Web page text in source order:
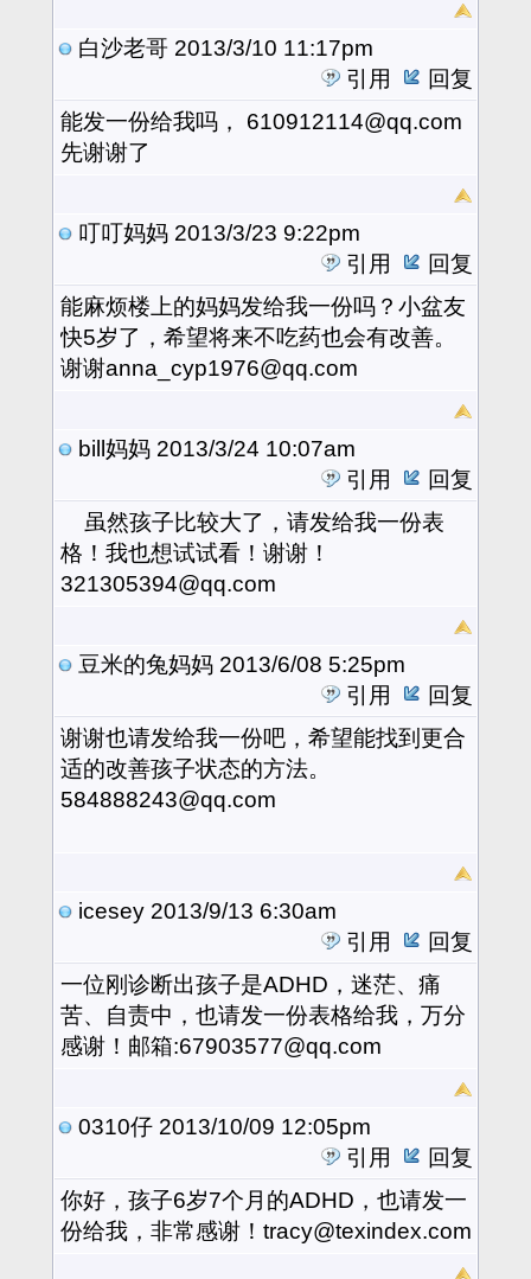
白沙老哥 2013/3/10 11:17pm
引用
回复
能发一份给我吗， 610912114@qq.com
先谢谢了
叮叮妈妈 2013/3/23 9:22pm
引用
回复
能麻烦楼上的妈妈发给我一份吗？小盆友
快5岁了，希望将来不吃药也会有改善。
谢谢anna_cyp1976@qq.com
bill妈妈 2013/3/24 10:07am
引用
回复
虽然孩子比较大了，请发给我一份表
格！我也想试试看！谢谢！
321305394@qq.com
豆米的兔妈妈 2013/6/08 5:25pm
引用
回复
谢谢也请发给我一份吧，希望能找到更合
适的改善孩子状态的方法。
584888243@qq.com
icesey 2013/9/13 6:30am
引用
回复
一位刚诊断出孩子是ADHD，迷茫、痛
苦、自责中，也请发一份表格给我，万分
感谢！邮箱:67903577@qq.com
0310仔 2013/10/09 12:05pm
引用
回复
你好，孩子6岁7个月的ADHD，也请发一
份给我，非常感谢！tracy@texindex.com